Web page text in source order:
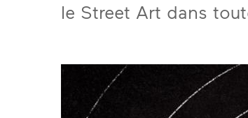
le Street Art dans